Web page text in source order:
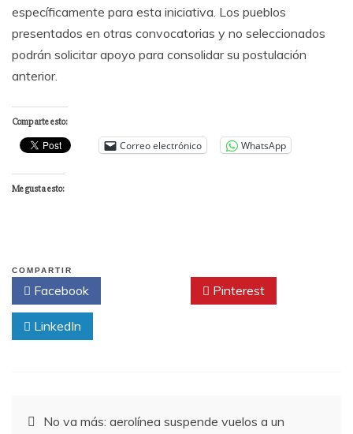
específicamente para esta iniciativa. Los pueblos
presentados en otras convocatorias y no seleccionados
podrán solicitar apoyo para consolidar su postulación
anterior.
Comparte esto:
Correo electrónico WhatsApp
Me gusta esto:
COMPARTIR
Facebook Pinterest
LinkedIn
Navegación
No va más: aerolínea suspende vuelos a un